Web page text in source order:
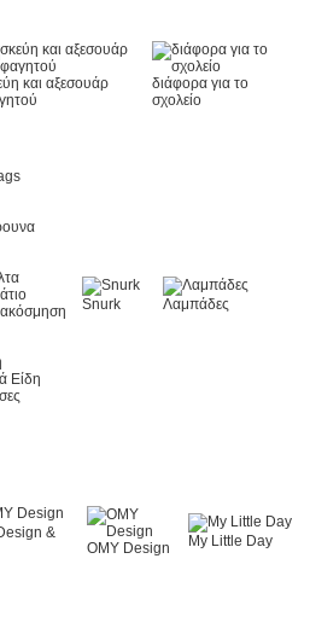
και αξεσουάρ
διάφορα για το
σχολείο
Είδη
Snurk Λαμπάδες
&
OMY Design My Little Day